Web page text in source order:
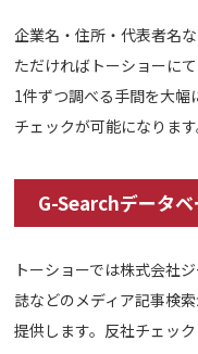
企業名・住所・代表者名
ただければトーショーに
1件ずつ調べる手間を大幅
チェックが可能になります
G-Searchデータ
トーショーでは株式会社
誌などのメディア記事検
提供します。反社チェッ